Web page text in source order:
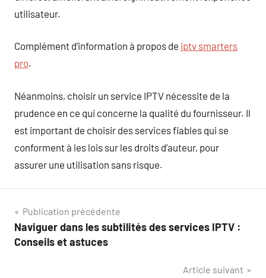
utilisateur.
Complément d’information à propos de iptv smarters
pro.
Néanmoins, choisir un service IPTV nécessite de la
prudence en ce qui concerne la qualité du fournisseur. Il
est important de choisir des services fiables qui se
conforment à les lois sur les droits d’auteur, pour
assurer une utilisation sans risque.
Navigation
de
Publication précédente
Naviguer dans les subtilités des services IPTV :
Conseils et astuces
Article suivant